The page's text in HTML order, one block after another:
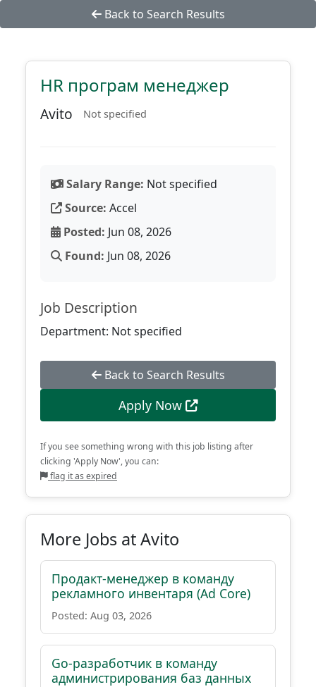
Back to Search Results
HR програм менеджер
Avito Not specified
Salary Range: Not specified
Source: Accel
Posted: Jun 08, 2026
Found: Jun 08, 2026
Job Description
Department: Not specified
Back to Search Results
Apply Now
If you see something wrong with this job listing after
clicking 'Apply Now', you can:
flag it as expired
More Jobs at Avito
Продакт-менеджер в команду
рекламного инвентаря (Ad Core)
Posted: Aug 03, 2026
Go-разработчик в команду
администрирования баз данных